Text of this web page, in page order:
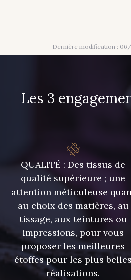
Dernière modification :
Les 3
QUALITÉ : Des tissus de
qualité supérieure ; une
attention méticuleuse
au choix des matières, au
tissage, aux teintures ou
impressions, pour vous
proposer les meilleures
étoffes pour les plus belles
réalisations.